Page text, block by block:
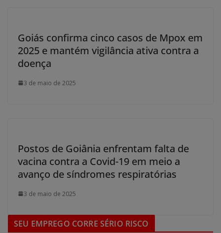
Goiás confirma cinco casos de Mpox em
2025 e mantém vigilância ativa contra a
doença
3 de maio de 2025
Postos de Goiânia enfrentam falta de
vacina contra a Covid-19 em meio a
avanço de síndromes respiratórias
3 de maio de 2025
SEU EMPREGO CORRE SÉRIO RISCO